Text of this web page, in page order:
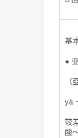
基
● 亚
（
yà
较
酸